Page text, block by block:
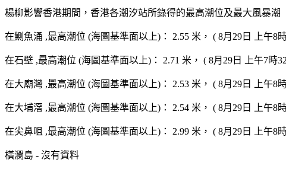
楊柳影響香港期間，香港各潮汐站所錄得的最高潮位及最大風暴潮
在鰂魚涌 ,最高潮位 (海圖基準面以上)： 2.55 米， ( 8月29日 上午8
在石壁 ,最高潮位 (海圖基準面以上)： 2.71 米， ( 8月29日 上午7時
在大廟灣 ,最高潮位 (海圖基準面以上)： 2.53 米， ( 8月29日 上午8
在大埔滘 ,最高潮位 (海圖基準面以上)： 2.54 米， ( 8月29日 上午8
在尖鼻咀 ,最高潮位 (海圖基準面以上)： 2.99 米， ( 8月29日 上午8
橫瀾島 - 沒有資料